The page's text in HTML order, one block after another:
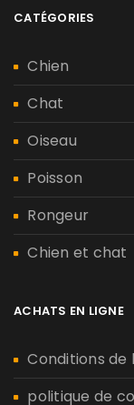
CATÉGORIES
Chien
Chat
Oiseau
Poisson
Rongeur
Chien et chat
ACHATS EN LIGNE
Conditions de
politique de